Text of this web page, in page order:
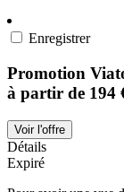
Enregistrer
Promotion
à partir de 194
Voir l'offre
Détails
Expiré